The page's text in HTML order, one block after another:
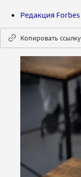
Редакция
Копировать ссылку